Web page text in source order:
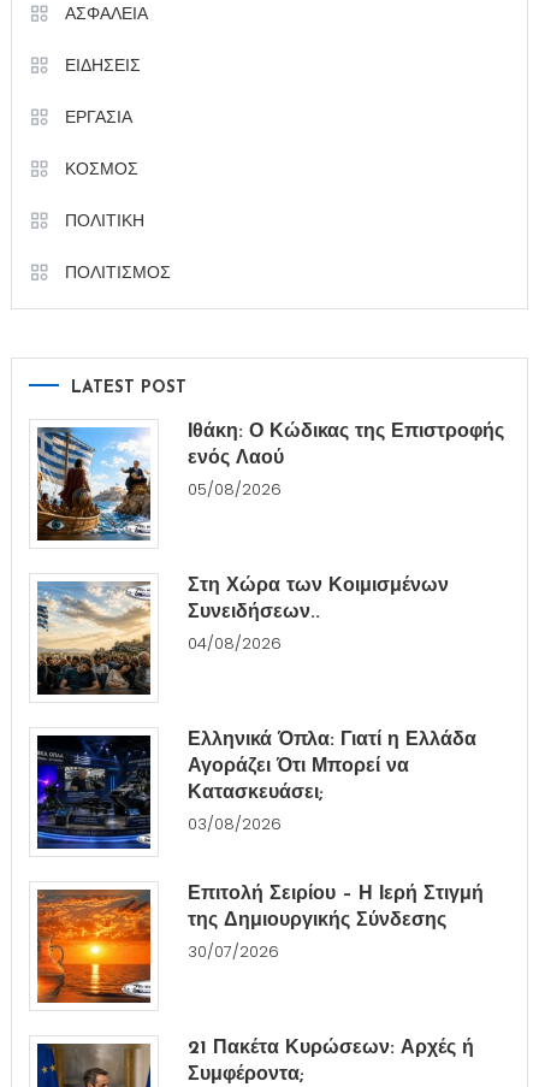
ΑΣΦΑΛΕΙΑ
ΕΙΔΗΣΕΙΣ
ΕΡΓΑΣΙΑ
ΚΟΣΜΟΣ
ΠΟΛΙΤΙΚΗ
ΠΟΛΙΤΙΣΜΟΣ
LATEST POST
Ιθάκη: Ο Κώδικας της Επιστροφής
ενός Λαού
05/08/2026
Στη Χώρα των Κοιμισμένων
Συνειδήσεων..
04/08/2026
Ελληνικά Όπλα: Γιατί η Ελλάδα
Αγοράζει Ότι Μπορεί να
Κατασκευάσει;
03/08/2026
Επιτολή Σειρίου – Η Ιερή Στιγμή
της Δημιουργικής Σύνδεσης
30/07/2026
21 Πακέτα Κυρώσεων: Αρχές ή
Συμφέροντα;